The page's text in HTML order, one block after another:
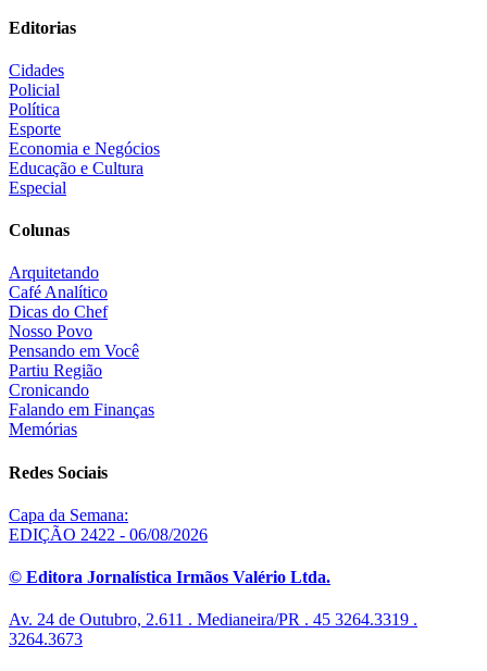
Editorias
Cidades
Policial
Política
Esporte
Economia e Negócios
Educação e Cultura
Especial
Colunas
Arquitetando
Café Analítico
Dicas do Chef
Nosso Povo
Pensando em Você
Partiu Região
Cronicando
Falando em Finanças
Memórias
Redes Sociais
Capa da Semana:
EDIÇÃO 2422 - 06/08/2026
© Editora Jornalística Irmãos Valério Ltda.
Av. 24 de Outubro, 2.611 . Medianeira/PR . 45 3264.3319 .
3264.3673